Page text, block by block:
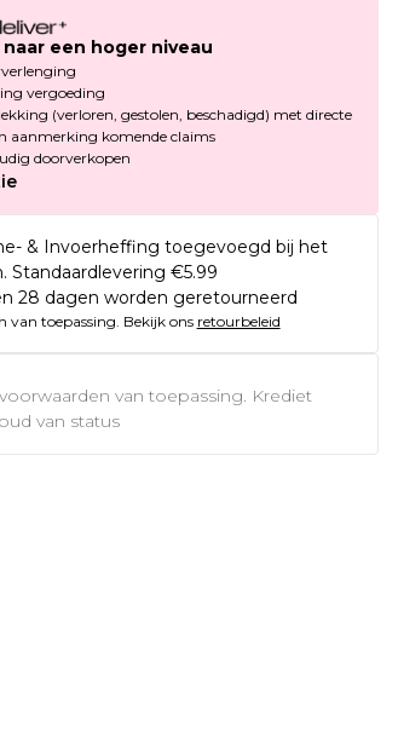
een hoger niveau
vergoeding
(verloren, gestolen, beschadigd) met directe
aanmerking komende claims
doorverkopen
& Invoerheffing toegevoegd bij het
Standaardlevering €5.99
28 dagen worden geretourneerd
van toepassing. Bekijk ons retourbeleid
van toepassing. Krediet
van status